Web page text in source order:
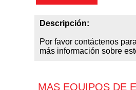
Descripción:
Por favor contáctenos
más información sobre
MAS EQUIPOS DE